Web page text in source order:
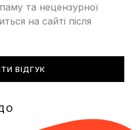
та нецензурної
на сайті після
ВІДГУК